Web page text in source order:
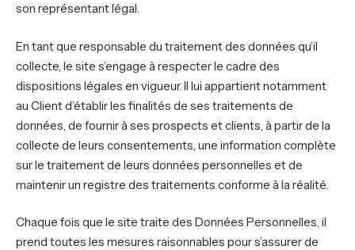
son représentant légal.
En tant que responsable du traitement des données qu’il
collecte, le site s’engage à respecter le cadre des
dispositions légales en vigueur. Il lui appartient notamment
au Client d’établir les finalités de ses traitements de
données, de fournir à ses prospects et clients, à partir de la
collecte de leurs consentements, une information complète
sur le traitement de leurs données personnelles et de
maintenir un registre des traitements conforme à la réalité.
Chaque fois que le site traite des Données Personnelles, il
prend toutes les mesures raisonnables pour s’assurer de